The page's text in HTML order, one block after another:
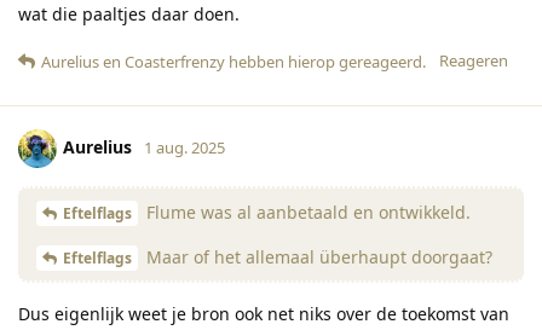
wat die paaltjes daar doen.
Reageren
Aureliusen Coasterfrenzy hebben hierop gereageerd.
Aurelius 1 aug. 2025
Eftelflags Flume was al aanbetaald en ontwikkeld.
Eftelflags Maar of het allemaal überhaupt doorgaat?
Dus eigenlijk weet je bron ook net niks over de toekomst van